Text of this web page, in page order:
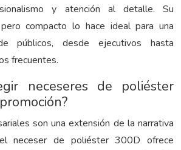
y atención al detalle. Su
compacto lo hace ideal para una
públicos, desde ejecutivos hasta
frecuentes.
neceseres de poliéster
son una extensión de la narrativa
neceser de poliéster 300D ofrece